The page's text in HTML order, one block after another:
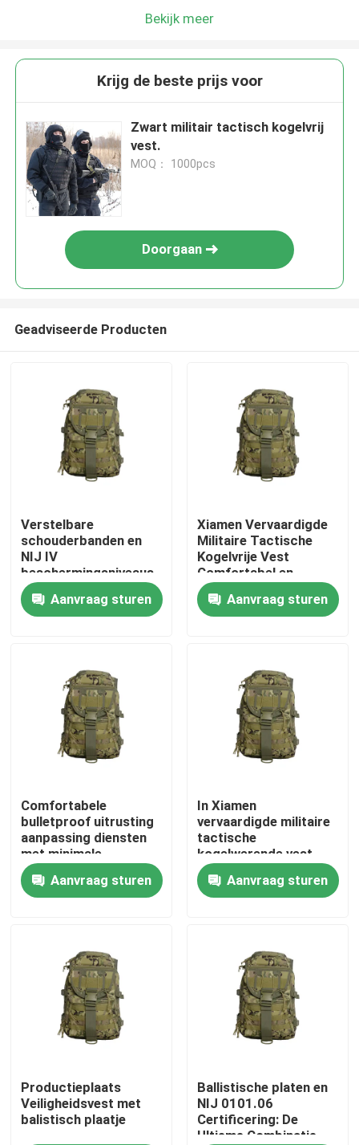
Producten
Over ons
Fabriekstocht
Nieuws
Vraag een offerte
Militaire Tactische Slijtage
Militair tactisch kogelvrij vest
Bekijk meer
Krijg de beste prijs voor
Zwart militair tactisch kogelvrij
vest.
MOQ： 1000pcs
Doorgaan
Geadviseerde Producten
Verstelbare
schouderbanden en
NIJ IV
beschermingsniveaus
Voetbal training vest
voor ultieme
prestaties
Aanvraag sturen
Xiamen Vervaardigde
Militaire Tactische
Kogelvrije Vest
Comfortabel en
Monster Verstrekt
Aanvraag sturen
Comfortabele
bulletproof uitrusting
aanpassing diensten
met minimale
bestelhoeveelheid van
1000pcsAanvraag sturen
In Xiamen
vervaardigde militaire
tactische
kogelwerende vest
met verstelbare
schouderbanden en
NIJ 0101.06
Aanvraag sturen
Productieplaats
Veiligheidsvest met
balistisch plaatje
Ballistische platen en
NIJ 0101.06
Certificering: De
Ultieme Combinatie